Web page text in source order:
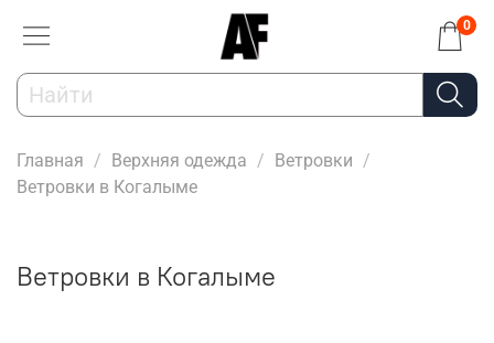
0
Главная Верхняя одежда
Ветровки
Ветровки в Когалыме
Ветровки в Когалыме